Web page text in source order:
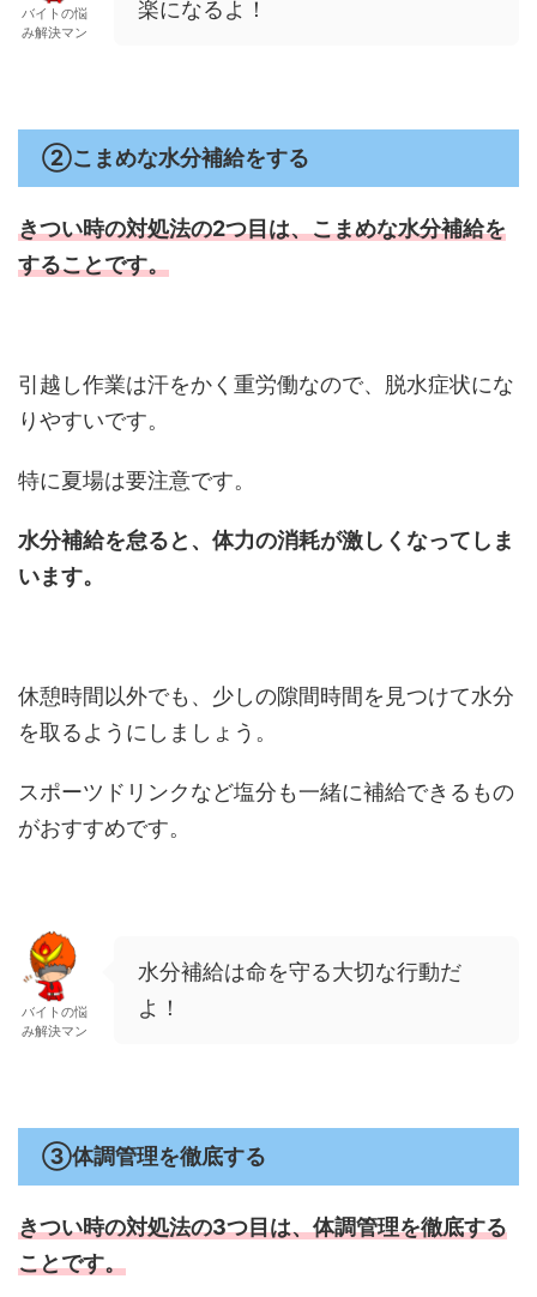
バイトの悩
み解決マン
楽になるよ！
②こまめな水分補給をする
きつい時の対処法の2つ目は、こまめな水分補給を
することです。
引越し作業は汗をかく重労働なので、脱水症状にな
りやすいです。
特に夏場は要注意です。
水分補給を怠ると、体力の消耗が激しくなってしま
います。
休憩時間以外でも、少しの隙間時間を見つけて水分
を取るようにしましょう。
スポーツドリンクなど塩分も一緒に補給できるもの
がおすすめです。
バイトの悩
み解決マン
水分補給は命を守る大切な行動だ
よ！
③体調管理を徹底する
きつい時の対処法の3つ目は、体調管理を徹底する
ことです。